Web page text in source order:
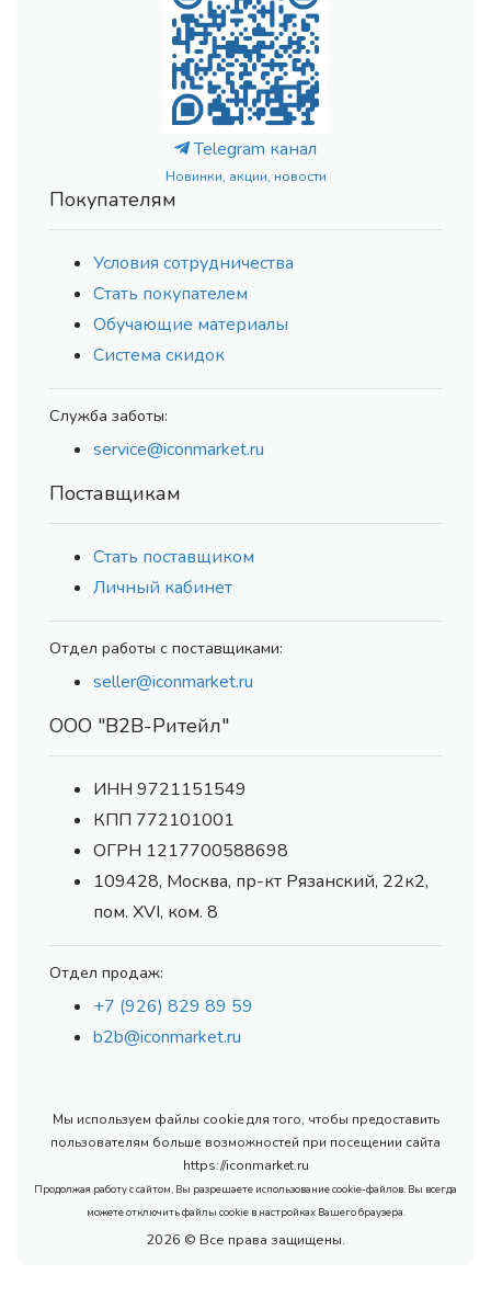
Telegram канал
Новинки, акции, новости
Покупателям
Условия сотрудничества
Стать покупателем
Обучающие материалы
Система скидок
Служба заботы:
service@iconmarket.ru
Поставщикам
Стать поставщиком
Личный кабинет
Отдел работы с поставщиками:
seller@iconmarket.ru
ООО "В2В-Ритейл"
ИНН 9721151549
КПП 772101001
ОГРН 1217700588698
109428, Москва, пр-кт Рязанский, 22к2,
пом. XVI, ком. 8
Отдел продаж:
+7 (926) 829 89 59
b2b@iconmarket.ru
Мы используем файлы cookie для того, чтобы предоставить
пользователям больше возможностей при посещении сайта
https://iconmarket.ru
Продолжая работу с сайтом, Вы разрешаете использование cookie-файлов. Вы всегда
можете отключить файлы cookie в настройках Вашего браузера.
2026 © Все права защищены.